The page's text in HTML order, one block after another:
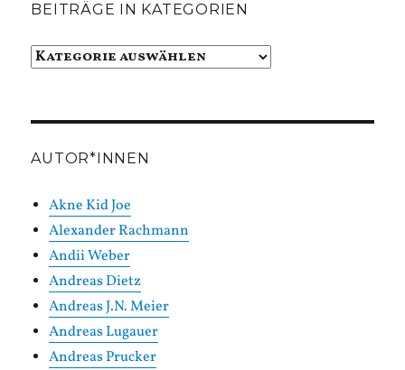
BEITRÄGE IN KATEGORIEN
Beiträge
AUTOR*INNEN
Akne Kid Joe
Alexander Rachmann
Andii Weber
Andreas Dietz
Andreas J.N. Meier
Andreas Lugauer
Andreas Prucker